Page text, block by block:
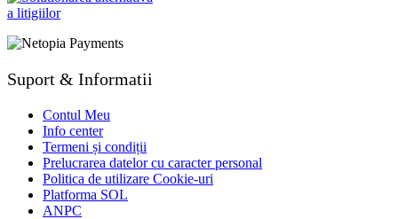
Suport & Informatii
Contul Meu
Info center
Termeni și condiții
Prelucrarea datelor cu caracter personal
Politica de utilizare Cookie-uri
Platforma SOL
ANPC